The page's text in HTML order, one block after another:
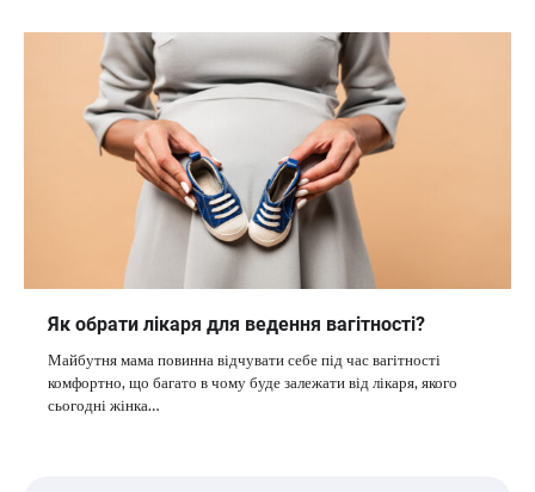
Як обрати лікаря для ведення вагітності?
Майбутня мама повинна відчувати себе під час вагітності
комфортно, що багато в чому буде залежати від лікаря, якого
сьогодні жінка…